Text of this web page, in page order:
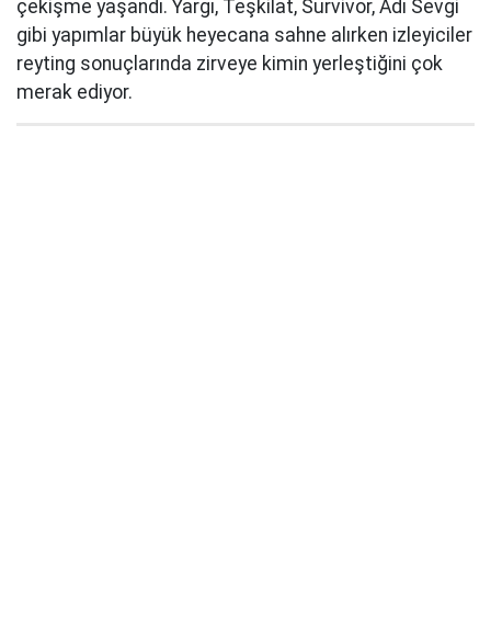
çekişme yaşandı. Yargı, Teşkilat, Survivor, Adı Sevgi
gibi yapımlar büyük heyecana sahne alırken izleyiciler
reyting sonuçlarında zirveye kimin yerleştiğini çok
merak ediyor.